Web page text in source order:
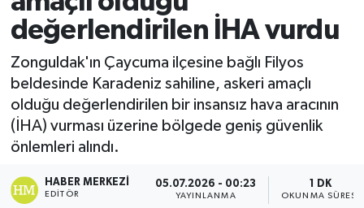
değerlendirilen İHA vurdu
Zonguldak'ın Çaycuma ilçesine bağlı Filyos
beldesinde Karadeniz sahiline, askeri amaçlı
olduğu değerlendirilen bir insansız hava aracının
(İHA) vurması üzerine bölgede geniş güvenlik
önlemleri alındı.
HABER MERKEZI
EDITÖR
05.07.2026 - 00:23
YAYINLANMA
1 DK
OKUNMA SÜRESI
Ekonomi
Sağlık
Tokat Haber